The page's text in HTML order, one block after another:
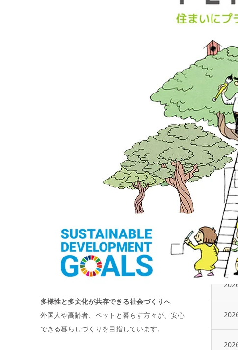
多様性と多文化が共存できる社会づくりへ
外国人や高齢者、ペットと暮らす方々が、安心
できる暮らしづくりを目指しています。